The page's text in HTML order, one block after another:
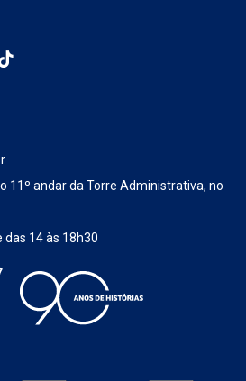
11º andar da Torre Administrativa, no
das 14 às 18h30